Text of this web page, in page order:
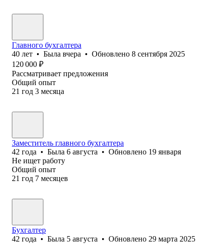
Главного бухгалтера
40 лет • Была вчера • Обновлено 8 сентября 2025
120 000 ₽
Рассматривает предложения
Общий опыт
21 год 3 месяца
Заместитель главного бухгалтера
42 года • Была 6 августа • Обновлено 19 января
Не ищет работу
Общий опыт
21 год 7 месяцев
Бухгалтер
42 года • Была 5 августа • Обновлено 29 марта 2025